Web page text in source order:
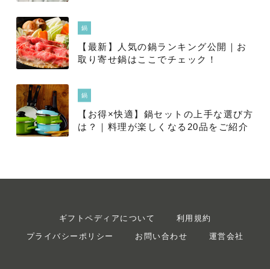
鍋
【最新】人気の鍋ランキング公開｜お
取り寄せ鍋はここでチェック！
鍋
【お得×快適】鍋セットの上手な選び方
は？｜料理が楽しくなる20品をご紹介
ギフトペディアについて
利用規約
プライバシーポリシー
お問い合わせ 運営会社